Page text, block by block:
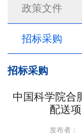
政策文件
招标采购
招标采购
中国科学院合
配送
发布者：